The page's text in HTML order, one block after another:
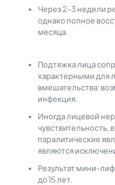
Через 2–3 недели
однако полное
месяца.
Подтяжка лица
характерными для
вмешательства:
инфекция.
Иногда лицевой
чувствительность,
паралитические
являются
Результат мини-
до 15 лет.